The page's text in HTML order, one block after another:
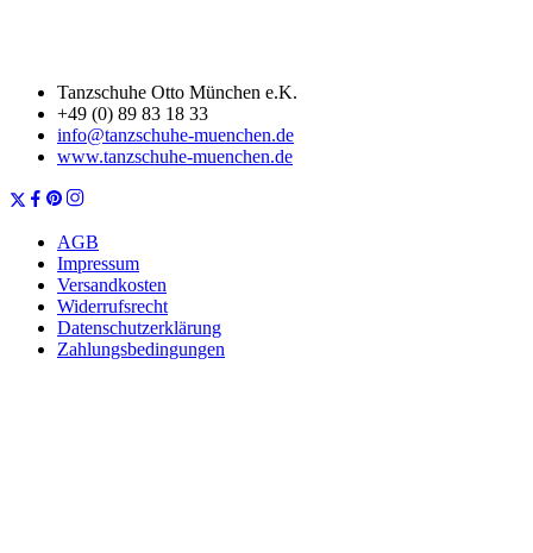
Tanzschuhe Otto München e.K.
+49 (0) 89 83 18 33
info@tanzschuhe-muenchen.de
www.tanzschuhe-muenchen.de
AGB
Impressum
Versandkosten
Widerrufsrecht
Datenschutzerklärung
Zahlungsbedingungen